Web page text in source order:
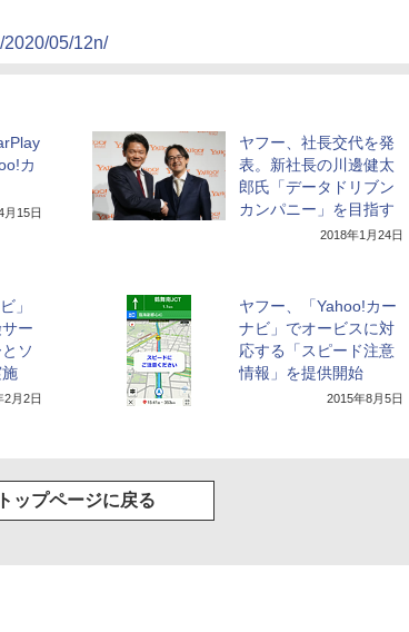
2020/05/12n/
カ
月15日
ヤフー、社長交代を発
表。新社長の川邊健太
郎氏「データドリブン
カンパニー」を目指す
2018年1月24日
」
ー
ソ
2月2日
ヤフー、「Yahoo!カー
ナビ」でオービスに対
応する「スピード注意
情報」を提供開始
2015年8月5日
トップページに戻る